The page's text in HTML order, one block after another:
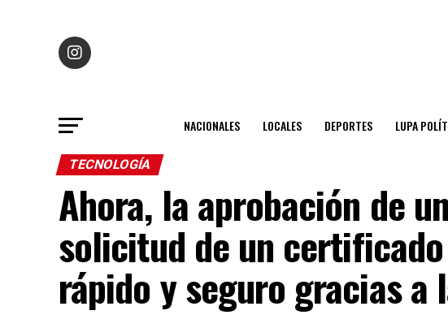
NACIONALES LOCALES DEPORTES LUPA
TECNOLOGÍA
Ahora, la aprobación de
solicitud de un
rápido y seguro gracias